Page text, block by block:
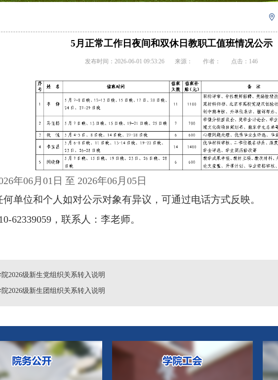
5月正常工作日夜间和双休日教职工值班情况公示
发布时间：2026-06-01 09:53:26 来源： 作者： 点击： 146
年06月01日 至 2026年06月05日
单位和个人如对公示对象有异议，可通过电话方式反映。
62339059 ，联系人：李老师。
2026级新生党组织关系转入说明
2026级新生团组织关系转入说明